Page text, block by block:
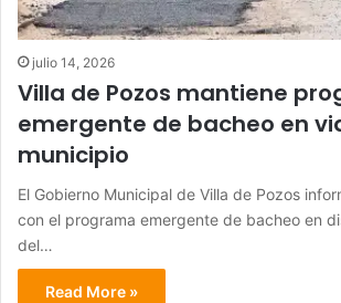
julio 14, 2026
Villa de Pozos mantiene
emergente de bacheo en
municipio
El Gobierno Municipal de Villa de Pozos
con el programa emergente de bacheo en
del…
Read More »